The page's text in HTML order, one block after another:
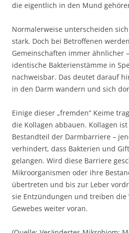
die eigentlich in den Mund
Normalerweise unterscheiden
stark. Doch bei Betroffenen
Gemeinschaften immer ähnlicher
identische Bakterienstämme in
nachweisbar. Das deutet darauf
in den Darm wandern und sich
Einige dieser „fremden“ Keime
die Kollagen abbauen. Kollagen
Bestandteil der Darmbarriere –
verhindert, dass Bakterien und
gelangen. Wird diese Barriere
Mikroorganismen oder ihre
übertreten und bis zur Leber
sie Entzündungen und treiben die
Gewebes weiter voran.